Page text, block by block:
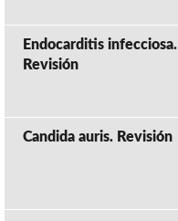
Endocarditis infecciosa.
Revisión
Candida auris. Revisión